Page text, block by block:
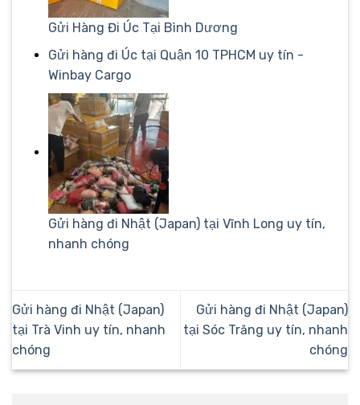
Gửi Hàng Đi Úc Tại Bình Dương
Gửi hàng đi Úc tại Quận 10 TPHCM uy tín -
Winbay Cargo
Gửi hàng đi Nhật (Japan) tại Vĩnh Long uy tín,
nhanh chóng
Gửi hàng đi Nhật (Japan)
tại Trà Vinh uy tín, nhanh
chóng
Gửi hàng đi Nhật (Japan)
tại Sóc Trăng uy tín, nhanh
chóng